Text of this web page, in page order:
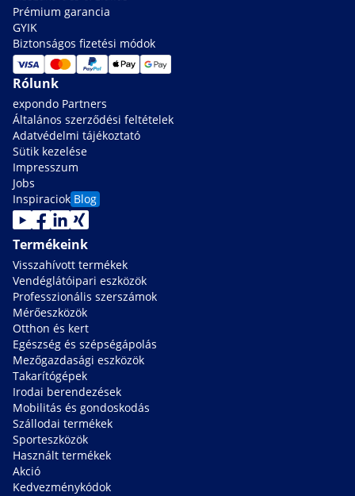
Prémium garancia
GYIK
Biztonságos fizetési módok
Rólunk
expondo Partners
Általános szerződési feltételek
Adatvédelmi tájékoztató
Sütik kezelése
Impresszum
Jobs
Inspiraciok Blog
Termékeink
Visszahívott termékek
Vendéglátóipari eszközök
Professzionális szerszámok
Mérőeszközök
Otthon és kert
Egészség és szépségápolás
Mezőgazdasági eszközök
Takarítógépek
Irodai berendezések
Mobilitás és gondoskodás
Szállodai termékek
Sporteszközök
Használt termékek
Akció
Kedvezménykódok